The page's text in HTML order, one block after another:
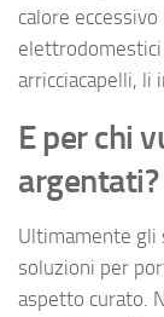
calore
elettrodomestici
arricciacapelli, li
E per chi
argentati?
Ultimamente gli
soluzioni per
aspetto curato.